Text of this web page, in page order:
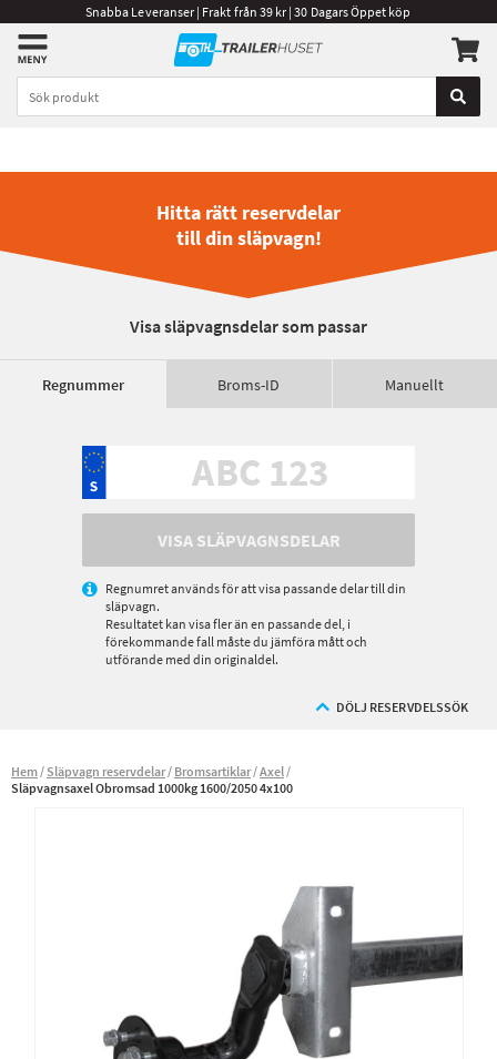
Snabba Leveranser | Frakt från 39 kr | 30 Dagars Öppet köp
Hitta rätt reservdelar
till din släpvagn!
Visa släpvagnsdelar som passar
Regnummer Broms-ID Manuellt
VISA SLÄPVAGNSDELAR
Regnumret används för att visa passande delar till din
släpvagn.
Resultatet kan visa fler än en passande del, i
förekommande fall måste du jämföra mått och
utförande med din originaldel.
DÖLJ RESERVDELSSÖK
Hem Släpvagn reservdelar Bromsartiklar Axel
Släpvagnsaxel Obromsad 1000kg 1600/2050 4x100